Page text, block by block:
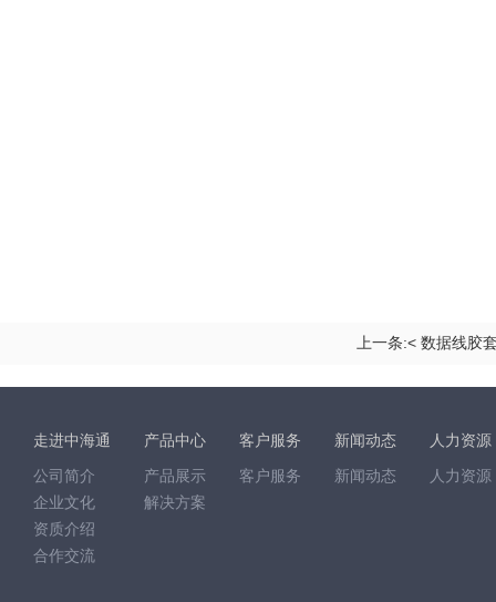
上一条:< 数据线胶
走进中海通
公司简介
企业文化
资质介绍
合作交流
产品中心
产品展示
解决方案
客户服务
客户服务
新闻动态
新闻动态
人力资源
人力资源